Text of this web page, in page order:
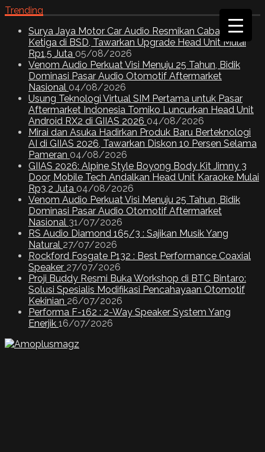
Trending
Surya Jaya Motor Car Audio Resmikan Cabang
Ketiga di BSD, Tawarkan Upgrade Head Unit Mulai
Rp1,5 Juta 05/08/2026
Venom Audio Perkuat Visi Menuju 25 Tahun, Bidik
Dominasi Pasar Audio Otomotif Aftermarket
Nasional 04/08/2026
Usung Teknologi Virtual SIM Pertama untuk Pasar
Aftermarket Indonesia Tomiko Luncurkan Head Unit
Android RX2 di GIIAS 2026 04/08/2026
Mirai dan Asuka Hadirkan Produk Baru Berteknologi
AI di GIIAS 2026, Tawarkan Diskon 10 Persen Selama
Pameran 04/08/2026
GIIAS 2026: Alpine Style Boyong Body Kit Jimny 3
Door, Mobile Tech Andalkan Head Unit Karaoke Mulai
Rp3,2 Juta 04/08/2026
Venom Audio Perkuat Visi Menuju 25 Tahun, Bidik
Dominasi Pasar Audio Otomotif Aftermarket
Nasional 31/07/2026
RS Audio Diamond 165/3 : Sajikan Musik Yang
Natural 27/07/2026
Rockford Fosgate P132 : Best Performance Coaxial
Speaker 27/07/2026
Proji Buddy Resmi Buka Workshop di BTC Bintaro:
Solusi Spesialis Modifikasi Pencahayaan Otomotif
Kekinian 26/07/2026
Performa F-162 : 2-Way Speaker System Yang
Enerjik 16/07/2026